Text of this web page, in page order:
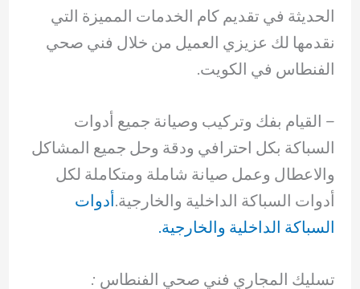
الحديثة في تقديم كام الخدمات المميزة التي
نقدمها لك عزيزي العميل من خلال فني صحي
الفنطاس في الكويت.
– ‏القيام بفك وتركيب وصيانة جميع أدوات
السباكة بكل احترافي ودقة وحل جميع المشاكل
والاعطال وعمل صيانة شاملة ومتكاملة لكل
أدوات السباكة الداخلية والخارجية.أدوات
السباكة الداخلية والخارجية.
تسليك المجاري فني صحي الفنطاس :